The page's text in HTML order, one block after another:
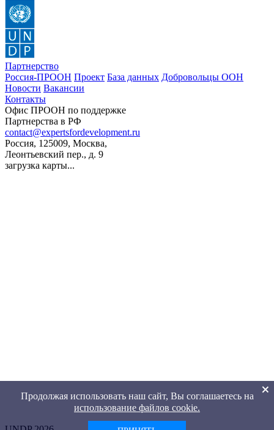
Партнерство
Россия-ПРООН Проект База данных Добровольцы ООН
Новости Вакансии
Контакты
Офис ПРООН по поддержке
Партнерства в РФ
contact@expertsfordevelopment.ru
Россия, 125009, Москва,
Леонтьевский пер., д. 9
загрузка карты...
Продолжая использовать наш сайт, Вы соглашаетесь на
использование файлов cookie.